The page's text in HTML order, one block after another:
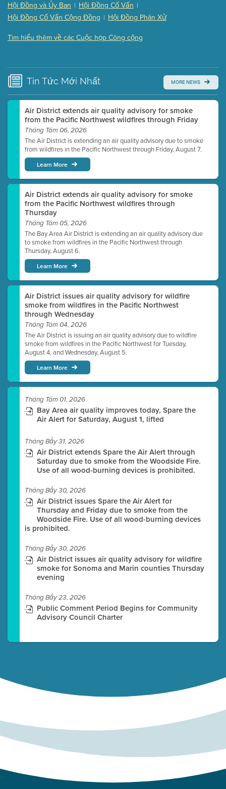
Presentation (Part 3 of 3) (168 Kb PDF , 3 pgs )
Meeting Details
Submit a comment
time.
Watch for real-time closed captioning with agenda
Learn more
Hội Đồng và Ủy Ban | Hội Đồng Cố Vấn |
Hội Đồng Cố Vấn Cộng Đồng | Hội Đồng Phân Xử
Tìm hiểu thêm về các Cuộc họp Công cộng
Tin Tức Mới Nhất MORE NEWS
Air District extends air quality advisory for smoke
from the Pacific Northwest wildfires through Friday
Tháng Tám 06, 2026
The Air District is extending an air quality advisory due to smoke
from wildfires in the Pacific Northwest through Friday, August 7.
Learn More
Air District extends air quality advisory for smoke
from the Pacific Northwest wildfires through
Thursday
Tháng Tám 05, 2026
The Bay Area Air District is extending an air quality advisory due
to smoke from wildfires in the Pacific Northwest through
Thursday, August 6.
Learn More
Air District issues air quality advisory for wildfire
smoke from wildfires in the Pacific Northwest
through Wednesday
Tháng Tám 04, 2026
The Air District is issuing an air quality advisory due to wildfire
smoke from wildfires in the Pacific Northwest for Tuesday,
August 4, and Wednesday, August 5.
Learn More
Tháng Tám 01, 2026
Bay Area air quality improves today, Spare the
Air Alert for Saturday, August 1, lifted
Tháng Bảy 31, 2026
Air District extends Spare the Air Alert through
Saturday due to smoke from the Woodside Fire.
Use of all wood-burning devices is prohibited.
Tháng Bảy 30, 2026
Air District issues Spare the Air Alert for
Thursday and Friday due to smoke from the
Woodside Fire. Use of all wood-burning devices
is prohibited.
Tháng Bảy 30, 2026
Air District issues air quality advisory for wildfire
smoke for Sonoma and Marin counties Thursday
evening
Tháng Bảy 23, 2026
Public Comment Period Begins for Community
Advisory Council Charter